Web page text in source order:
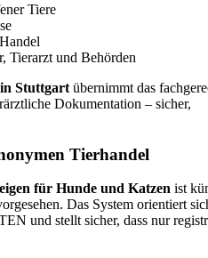
Tiere
Tierarzt und Behörden
Stuttgart übernimmt das
Dokumentation – sicher,
Tierhandel
für Hunde und Katzen ist
Das System orientiert
und stellt sicher, dass nur